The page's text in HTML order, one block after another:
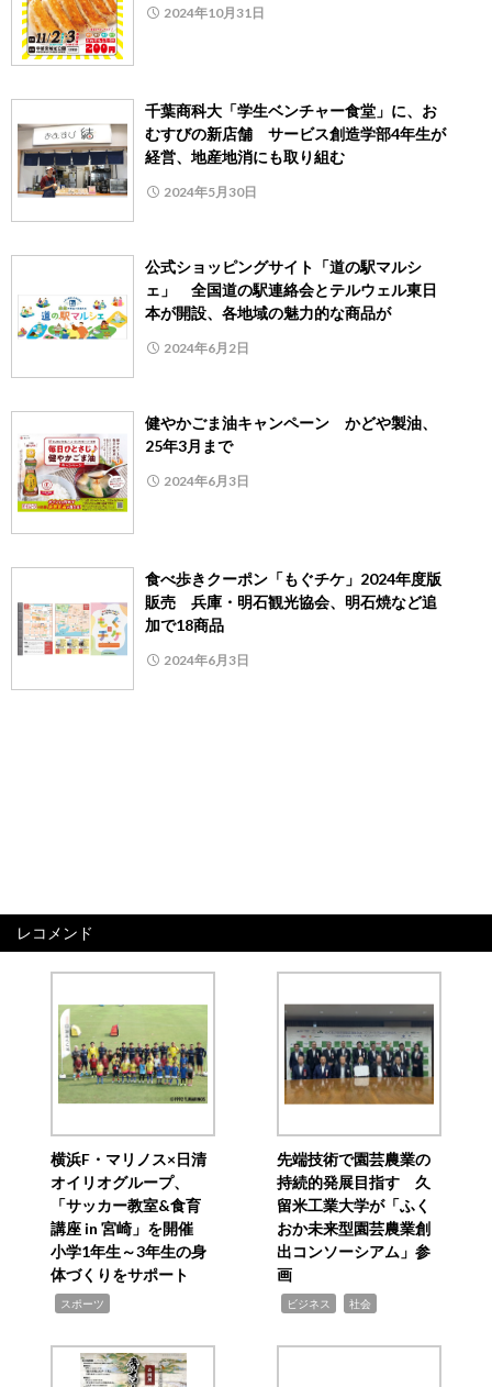
2024年10月31日
千葉商科大「学生ベンチャー食堂」に、お
むすびの新店舗 サービス創造学部4年生が
経営、地産地消にも取り組む
2024年5月30日
公式ショッピングサイト「道の駅マルシ
ェ」 全国道の駅連絡会とテルウェル東日
本が開設、各地域の魅力的な商品が
2024年6月2日
健やかごま油キャンペーン かどや製油、
25年3月まで
2024年6月3日
食べ歩きクーポン「もぐチケ」2024年度版
販売 兵庫・明石観光協会、明石焼など追
加で18商品
2024年6月3日
レコメンド
横浜F・マリノス×日清
オイリオグループ、
「サッカー教室&食育
講座 in 宮崎」を開催
小学1年生～3年生の身
体づくりをサポート
スポーツ
先端技術で園芸農業の
持続的発展目指す 久
留米工業大学が「ふく
おか未来型園芸農業創
出コンソーシアム」参
画
ビジネス 社会